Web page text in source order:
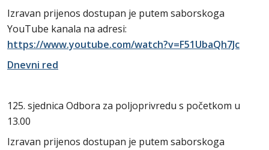
Izravan prijenos dostupan je putem saborskoga
YouTube kanala na adresi:
https://www.youtube.com/watch?v=F51UbaQh7Jc
Dnevni red
125. sjednica Odbora za poljoprivredu s početkom u
13.00
Izravan prijenos dostupan je putem saborskoga